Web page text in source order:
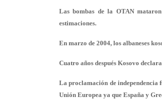
Las bombas de la OTAN
estimaciones.
En marzo de 2004, los albaneses
Cuatro años después Kosovo
La proclamación de independencia
Unión Europea ya que España y